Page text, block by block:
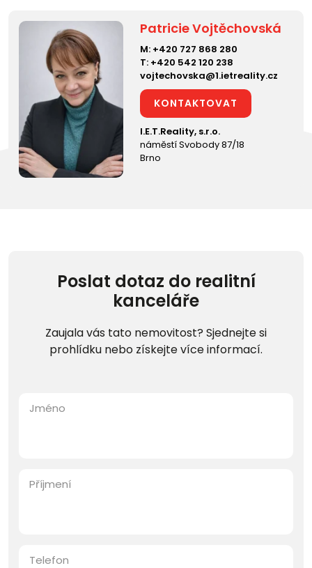
Patricie Vojtěchovská
M: +420 727 868 280
T: +420 542 120 238
vojtechovska@1.ietreality.cz
KONTAKTOVAT
I.E.T.Reality, s.r.o.
náměstí Svobody 87/18
Brno
Poslat dotaz do realitní
kanceláře
Zaujala vás tato nemovitost? Sjednejte si
prohlídku nebo získejte více informací.
Jméno
Příjmení
Telefon